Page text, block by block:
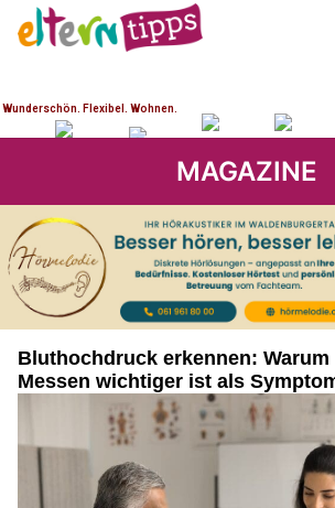
MAGAZINE
Bluthochdruck erkennen:
Messen wichtiger ist als